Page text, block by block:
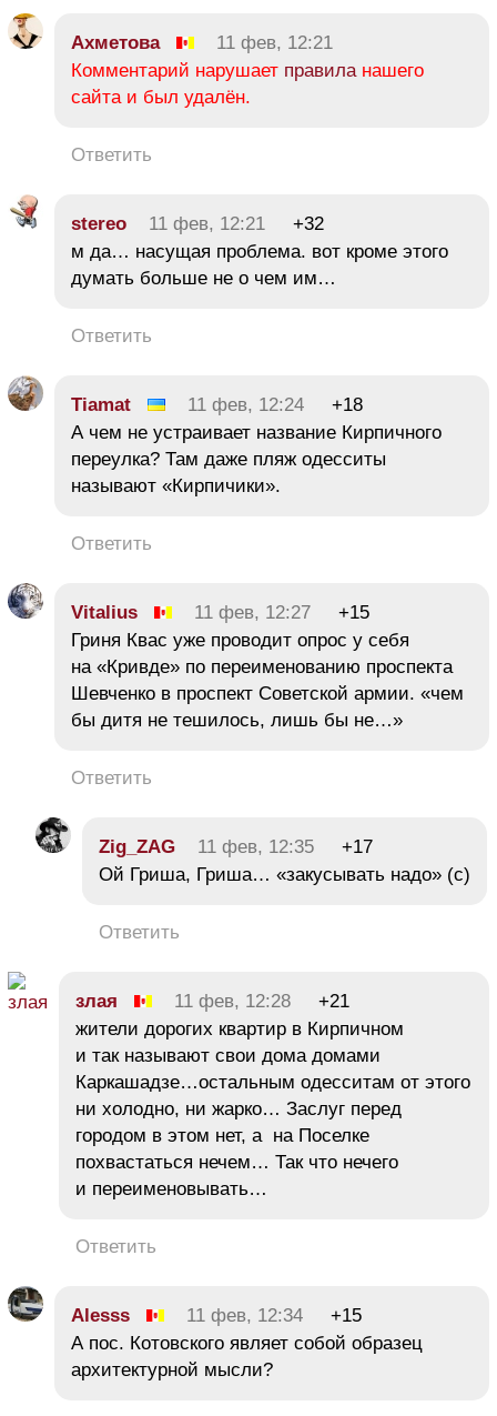
Ахметова
11 фев, 12:21
Комментарий нарушает правиланашего
сайта и был удалён.
Ответить
stereo 11 фев, 12:21
+32
м да… насущая проблема. вот кроме этого
думать больше не о чем им…
Ответить
Tiamat 11 фев, 12:24
+18
А чем не устраивает название Кирпичного
переулка? Там даже пляж одесситы
называют «Кирпичики».
Ответить
Vitalius 11 фев, 12:27
+15
Гриня Квас уже проводит опрос у себя
на «Кривде» по переименованию проспекта
Шевченко в проспект Советской армии. «чем
бы дитя не тешилось, лишь бы не…»
Ответить
Zig_ZAG 11 фев, 12:35
+17
Ой Гриша, Гриша… «закусывать надо» (с)
Ответить
злая 11 фев, 12:28
+21
жители дорогих квартир в Кирпичном
и так называют свои дома домами
Каркашадзе…остальным одесситам от этого
ни холодно, ни жарко… Заслуг перед
городом в этом нет, а на Поселке
похвастаться нечем… Так что нечего
и переименовывать…
Ответить
Alesss 11 фев, 12:34
+15
А пос. Котовского являет собой образец
архитектурной мысли?